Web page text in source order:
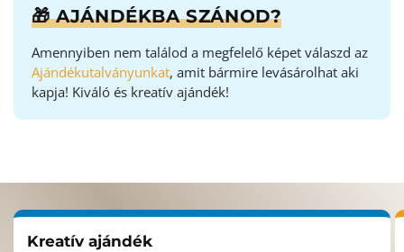
🎁 AJÁNDÉKBA SZÁNOD?
Amennyiben nem találod a megfelelő képet válaszd az
Ajándékutalványunkat, amit bármire levásárolhat aki
kapja! Kiváló és kreatív ajándék!
Kreatív ajándék